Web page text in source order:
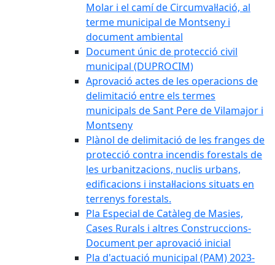
Molar i el camí de Circumval·lació, al
terme municipal de Montseny i
document ambiental
Document únic de protecció civil
municipal (DUPROCIM)
Aprovació actes de les operacions de
delimitació entre els termes
municipals de Sant Pere de Vilamajor i
Montseny
Plànol de delimitació de les franges de
protecció contra incendis forestals de
les urbanitzacions, nuclis urbans,
edificacions i instal·lacions situats en
terrenys forestals.
Pla Especial de Catàleg de Masies,
Cases Rurals i altres Construccions-
Document per aprovació inicial
Pla d'actuació municipal (PAM) 2023-